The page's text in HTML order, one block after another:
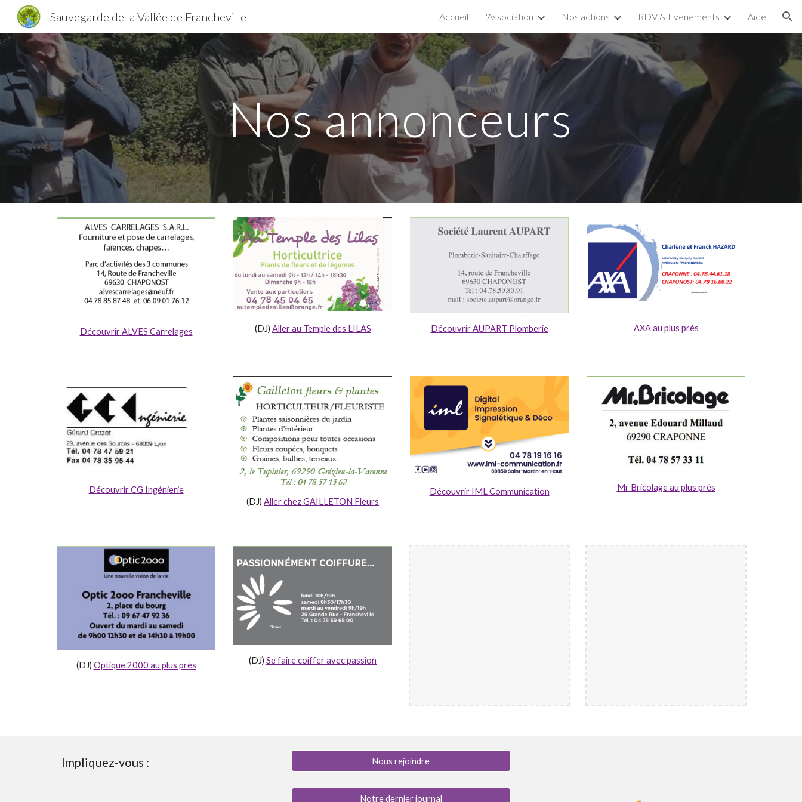
Skip to navigation
Sauvegarde de la Vallée de Francheville Accueil l'Association Nos actions RDV & Evènements Aide
Nosannonceurs
Découvrir ALVES Carrelages (DJ) Aller au Temple des LILAS Découvrir AUPART Plomberie AXA au plus prés
Découvrir CG Ingénierie
(DJ) Aller chez GAILLETON Fleurs
Découvrir IML Communication Mr Bricolage au plus prés
(DJ) Optique 2000 au plus prés (DJ) Se faire coiffer avec passion
Impliquez-vous : Nous rejoindre
Notre dernier journal